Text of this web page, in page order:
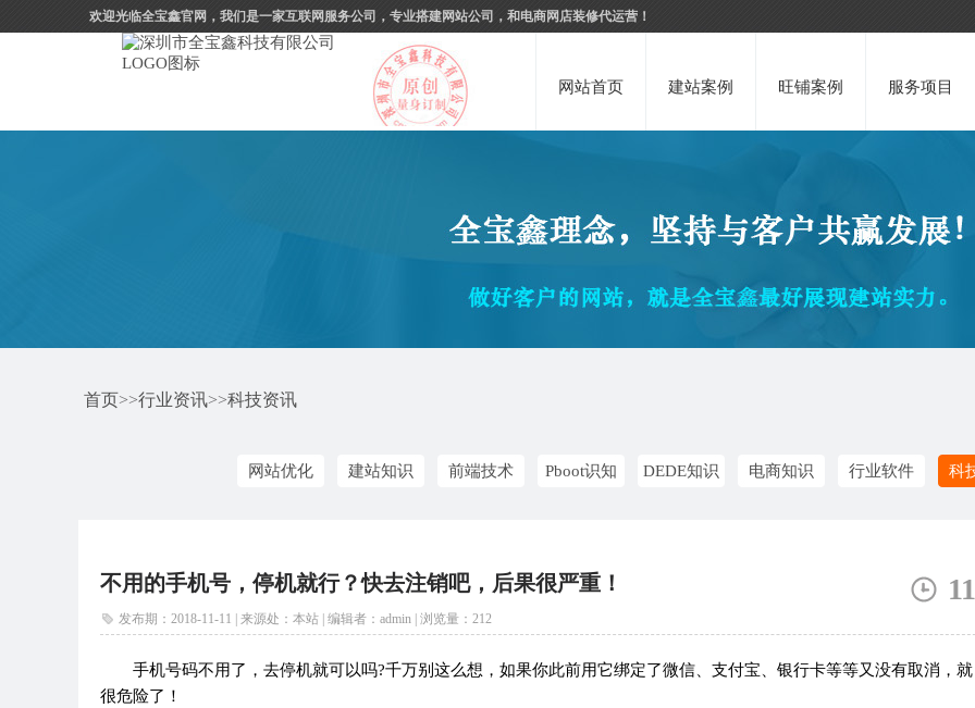
欢迎光临全宝鑫官网，我们是一家互联网服务公司，专业搭建网站公司，和电商网店装修代运营！
网站首页 建站案例 旺铺案例 服务项目
首页>>行业资讯>>科技资讯
网站优化 建站知识 前端技术 Pboot识知 DEDE知识 电商知识 行业软件 科
不用的手机号，停机就行？快去注销吧，后果很严重！
发布期：2018-11-11 | 来源处：本站 | 编辑者：admin | 浏览量： 212
11
手机号码不用了，去停机就可以吗?千万别这么想，如果你此前用它绑定了微信、支付宝、银行卡等等又没有取消，就
很危险了！